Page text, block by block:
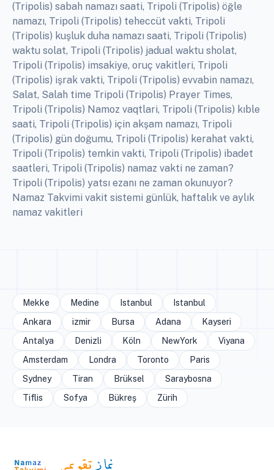
(Tripolis) sabah namazı saati, Tripoli (Tripolis) öğle
namazı, Tripoli (Tripolis) teheccüt vakti, Tripoli
(Tripolis) kuşluk duha namazı saati, Tripoli (Tripolis)
waktu solat, Tripoli (Tripolis) jadual waktu sholat,
Tripoli (Tripolis) imsakiye, oruç vakitleri, Tripoli
(Tripolis) işrak vakti, Tripoli (Tripolis) evvabin namazı,
Salat, Salah time Tripoli (Tripolis) Prayer Times,
Tripoli (Tripolis) Namoz vaqtlari, Tripoli (Tripolis) kıble
saati, Tripoli (Tripolis) için akşam namazı, Tripoli
(Tripolis) gün doğumu, Tripoli (Tripolis) kerahat vakti,
Tripoli (Tripolis) temkin vakti, Tripoli (Tripolis) ibadet
saatleri, Tripoli (Tripolis) namaz vakti ne zaman?
Tripoli (Tripolis) yatsı ezanı ne zaman okunuyor?
Namaz Takvimi vakit sistemi günlük, haftalık ve aylık
namaz vakitleri
Mekke Medine Istanbul
Istanbul
Ankara
izmir Bursa Adana
Kayseri
Antalya
Denizli Köln NewYork
Viyana
Amsterdam
Londra Toronto
Paris
Sydney
Tiran Brüksel
Saraybosna
Tiflis
Sofya Bükreş Zürih